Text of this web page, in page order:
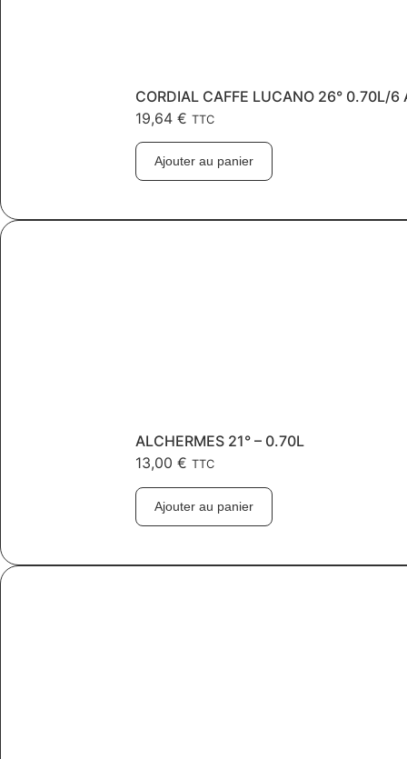
CORDIAL CAFFE LUCANO 26° 0.70L/6
19,64€ TTC
Ajouter au panier
ALCHERMES 21° – 0.70L
13,00€ TTC
Ajouter au panier